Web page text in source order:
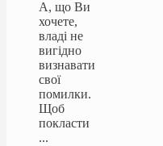
А, що Ви
хочете,
владі не
вигідно
визнавати
свої
помилки.
Щоб
покласти
...